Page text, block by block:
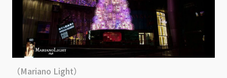
（Mariano Light）